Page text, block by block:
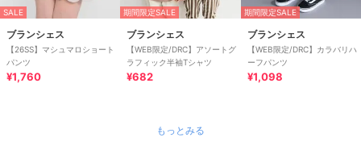
SALE
ブランシェス
【26SS】マシュマロショート
パンツ
¥1,760
期間限定SALE
ブランシェス
【WEB限定/DRC】アソートグ
ラフィック半袖Tシャツ
¥682
期間限定SALE
ブランシェス
【WEB限定/DRC】カラバリハ
ーフパンツ
¥1,098
もっとみる